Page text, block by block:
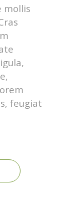
mollis
feugiat